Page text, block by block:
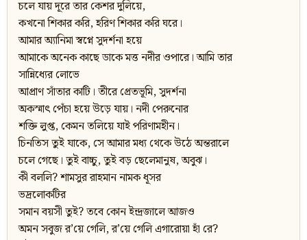
চলে যায় দূরে তার কেশর দুলিয়ে,
কখনো শিকার করি, হরিণ শিকার করি ঘরে।
আমার অ্যানিমা স্বপ্নে সুদর্শনা হয়ে
আমাকে অনেক কাছে ডাকে মত্ত নদীর ওপারে। আমি তার
সান্নিধ্যের লোভে
আপ্রাণ সাঁতার কাটি। তীরে প্রেতভূমি, সুদর্শনা
অকস্মাৎ পেঁচা হয়ে উড়ে যায়। নদী পেরুনোর
শক্তি লুপ্ত, কেমন তলিয়ে যাই পরিণামহীন।
চিনতিস তুই যাকে, সে আমার মধ্য থেকে উঠে অন্তরালে
চলে গেছে। তুই বাচ্চু, তুই বড় ছেলেমানুষ, অবুঝ।
কী বললি? শামসুর রাহমান নামক ধূসর
ভদ্রলোকটির
সমান বয়সী তুই? তবে কোন ইন্দ্রজালে আজও
অমন সবুজ র’য়ে গেলি, র’য়ে গেলি এগারোয়া হাঁ রে?